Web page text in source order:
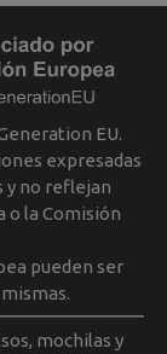
EU.
expresadas
y no reflejan
o la Comisión
pueden ser
mochilas y